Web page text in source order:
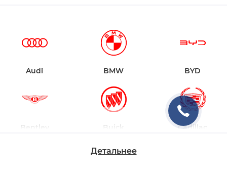
Audi BMW BYD
Bentley Buick Cadillac
Детальнее